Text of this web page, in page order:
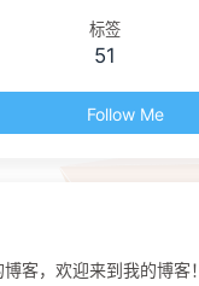
标签
51
Follow Me
客，欢迎来到我的博客！